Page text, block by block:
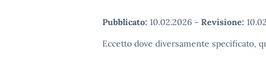
Pubblicato: 10.02.2026 - Revisione:
Eccetto dove diversamente specificato,